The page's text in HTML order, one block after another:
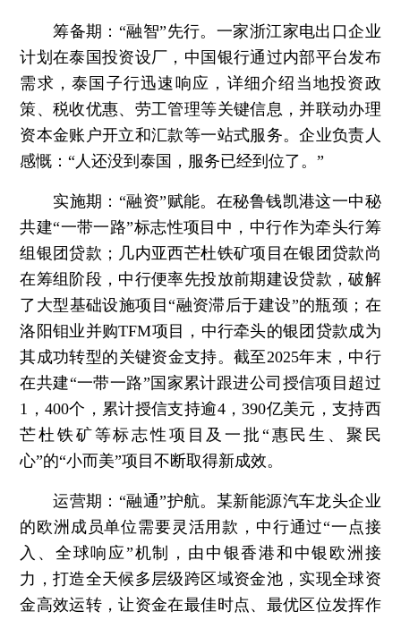
筹备期：“融智”先行。 一家浙江家电出口企业
计划在泰国投资设厂，中国银行通过内部平台发布
需求，泰国子行迅速响应，详细介绍当地投资政
策、税收优惠、劳工管理等关键信息，并联动办理
资本金账户开立和汇款等一站式服务。企业负责人
感慨：“人还没到泰国，服务已经到位了。”
实施期：“融资”赋能。 在秘鲁钱凯港这一中秘
共建“一带一路”标志性项目中，中行作为牵头行筹
组银团贷款；几内亚西芒杜铁矿项目在银团贷款尚
在筹组阶段，中行便率先投放前期建设贷款，破解
了大型基础设施项目“融资滞后于建设”的瓶颈；在
洛阳钼业并购TFM项目，中行牵头的银团贷款成为
其成功转型的关键资金支持。截至2025年末，中行
在共建“一带一路”国家累计跟进公司授信项目超过
1，400个，累计授信支持逾4，390亿美元，支持西
芒杜铁矿等标志性项目及一批“惠民生、聚民
心”的“小而美”项目不断取得新成效。
运营期：“融通”护航。 某新能源汽车龙头企业
的欧洲成员单位需要灵活用款，中行通过“一点接
入、全球响应”机制，由中银香港和中银欧洲接
力，打造全天候多层级跨区域资金池，实现全球资
金高效运转，让资金在最佳时点、最优区位发挥作